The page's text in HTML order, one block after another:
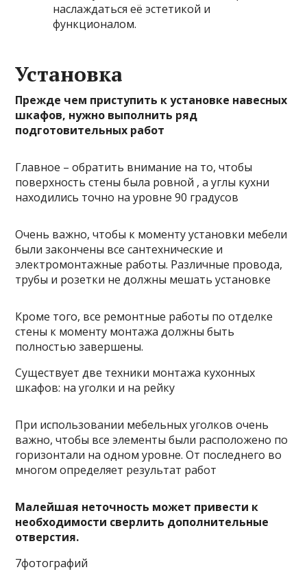
наслаждаться её эстетикой и
функционалом.
Установка
Прежде чем приступить к установке навесных
шкафов, нужно выполнить ряд
подготовительных работ
Главное – обратить внимание на то, чтобы
поверхность стены была ровной , а углы кухни
находились точно на уровне 90 градусов
Очень важно, чтобы к моменту установки мебели
были закончены все сантехнические и
электромонтажные работы. Различные провода,
трубы и розетки не должны мешать установке
Кроме того, все ремонтные работы по отделке
стены к моменту монтажа должны быть
полностью завершены.
Существует две техники монтажа кухонных
шкафов: на уголки и на рейку
При использовании мебельных уголков очень
важно, чтобы все элементы были расположено по
горизонтали на одном уровне. От последнего во
многом определяет результат работ
Малейшая неточность может привести к
необходимости сверлить дополнительные
отверстия.
7фотографий